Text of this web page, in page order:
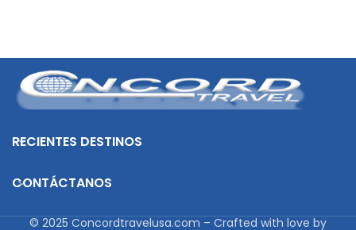
RECIENTES DESTINOS
CONTÁCTANOS
© 2025 Concordtravelusa.com – Crafted with love by